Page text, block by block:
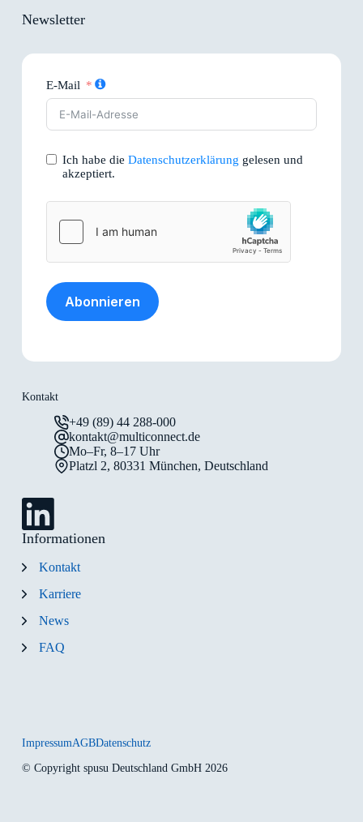
Kontakt
+49 (89) 44 288-000
kontakt@multiconnect.de
Mo–Fr, 8–17 Uhr
Platzl 2, 80331 München, Deutschland
Informationen
Kontakt
Karriere
News
FAQ
Newsletter
E-Mail
Ich habe die Datenschutzerklärung gelesen und
akzeptiert.
Abonnieren
© Copyright spusu Deutschland GmbH 2026
ImpressumAGBDatenschutz